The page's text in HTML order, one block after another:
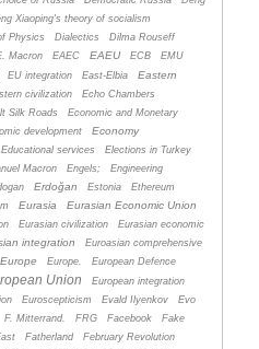
Xiaoping's theory of socialism
Physics
Dialectics
Dilma Rouseff
Macron EAEC EAEU ECB EMU
EU integration East-Elbia
Eastern
civilization
Echo Chambers
Silk Roads
Economic and Monetary
development
Economy
Educational services
Elections in Turkey
Macron Engels;
Engineering
Erdoğan Estonia
Ethereum
Eurasia Eurasian Economic Union
Eurasian civilization
Eurasian economic
integration
Euroasian comprehensive
Europe Europe.
European Defence
Union
European integration
Euroscepticism Evald Ilyenkov
Evo
F. Mitterrand. FRG Facebook
Fake
Fatherland
February Revolution